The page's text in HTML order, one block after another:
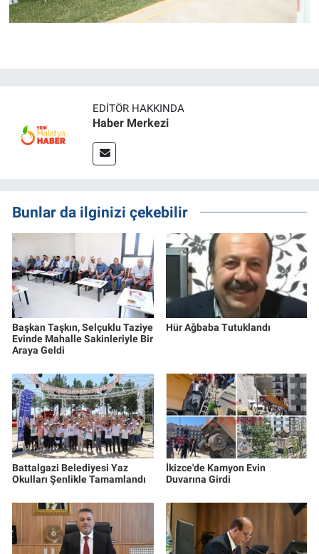
EDITÖR HAKKINDA
Haber Merkezi
Bunlar da ilginizi çekebilir
Başkan Taşkın, Selçuklu Taziye
Evinde Mahalle Sakinleriyle Bir
Araya Geldi
Hür Ağbaba Tutuklandı
Battalgazi Belediyesi Yaz
Okulları Şenlikle Tamamlandı
İkizce'de Kamyon Evin
Duvarına Girdi